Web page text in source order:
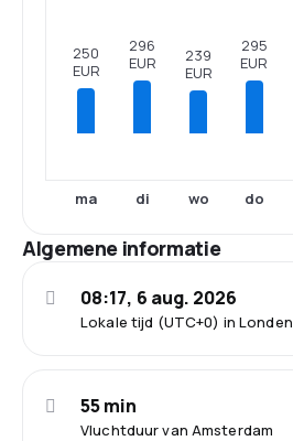
250
EUR
ma
296
EUR
di
239
EUR
wo
295
EUR
do
Algemene informatie
Lokale tijd (UTC+0) in Londen
08:17, 6 aug. 2026
Vluchtduur van Amsterdam
55 min